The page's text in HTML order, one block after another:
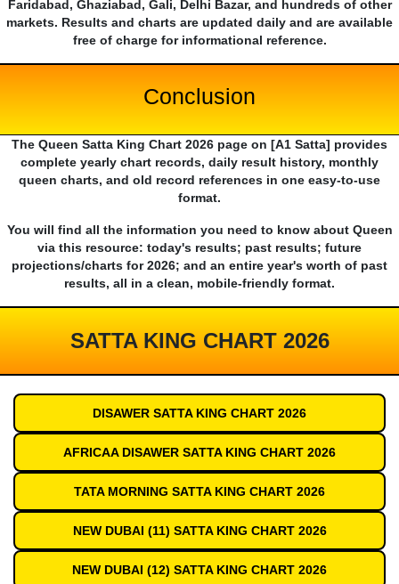
Faridabad, Ghaziabad, Gali, Delhi Bazar, and hundreds of other
markets. Results and charts are updated daily and are available
free of charge for informational reference.
Conclusion
The Queen Satta King Chart 2026 page on [A1 Satta] provides
complete yearly chart records, daily result history, monthly
queen charts, and old record references in one easy-to-use
format.
You will find all the information you need to know about Queen
via this resource: today's results; past results; future
projections/charts for 2026; and an entire year's worth of past
results, all in a clean, mobile-friendly format.
SATTA KING CHART 2026
DISAWER SATTA KING CHART 2026
AFRICAA DISAWER SATTA KING CHART 2026
TATA MORNING SATTA KING CHART 2026
NEW DUBAI (11) SATTA KING CHART 2026
NEW DUBAI (12) SATTA KING CHART 2026